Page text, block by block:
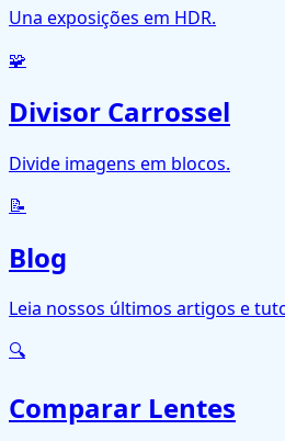
Una exposições em HDR.
🧩
Divisor Carrossel
Divide imagens em blocos.
📝
Blog
Leia nossos últimos artigos e
🔍
Comparar Lentes